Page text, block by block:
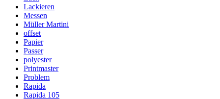
Lackieren
Messen
Müller Martini
offset
Papier
Passer
polyester
Printmaster
Problem
Rapida
Rapida 105